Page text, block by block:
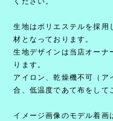
生地はポリエステルを採用
材となっております。
生地デザインは当店オー
ります。
アイロン、乾燥機不可（ア
合、低温度であて布をして
イメージ画像のモデル着画